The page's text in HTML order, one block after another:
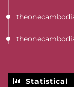
Statistical